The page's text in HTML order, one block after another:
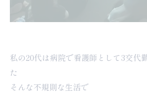
私の20代は病院で看護師として3交代
た
そんな不規則な生活で